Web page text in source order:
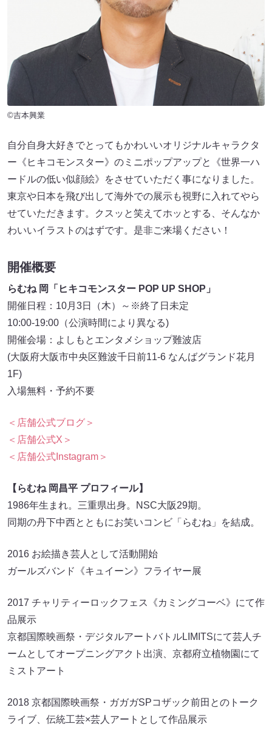
©吉本興業
自分自身大好きでとってもかわいいオリジナルキャラクタ
ー《ヒキコモンスター》のミニポップアップと《世界一ハ
ードルの低い似顔絵》をさせていただく事になりました。
東京や日本を飛び出して海外での展示も視野に入れてやら
せていただきます。クスッと笑えてホッとする、そんなか
わいいイラストのはずです。是非ご来場ください！
開催概要
らむね 岡「ヒキコモンスター POP UP SHOP」
開催日程：10月3日（木）～※終了日未定
10:00-19:00（公演時間により異なる)
開催会場：よしもとエンタメショップ難波店
(大阪府大阪市中央区難波千日前11-6 なんばグランド花月
1F)
入場無料・予約不要
＜店舗公式ブログ＞
＜店舗公式X＞
＜店舗公式Instagram＞
【らむね 岡昌平 プロフィール】
1986年生まれ。三重県出身。NSC大阪29期。
同期の丹下中西とともにお笑いコンビ「らむね」を結成。
2016 お絵描き芸人として活動開始
ガールズバンド《キュイーン》フライヤー展
2017 チャリティーロックフェス《カミングコーベ》にて作
品展示
京都国際映画祭・デジタルアートバトルLIMITSにて芸人チ
ームとしてオープニングアクト出演、京都府立植物園にて
ミストアート
2018 京都国際映画祭・ガガガSPコザック前田とのトーク
ライブ、伝統工芸×芸人アートとして作品展示